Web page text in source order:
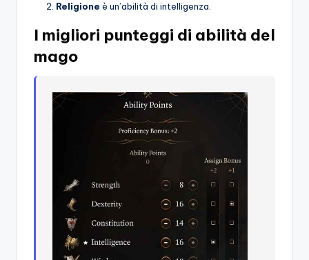
Religione è un’abilità di intelligenza.
I migliori punteggi di abilità del
mago